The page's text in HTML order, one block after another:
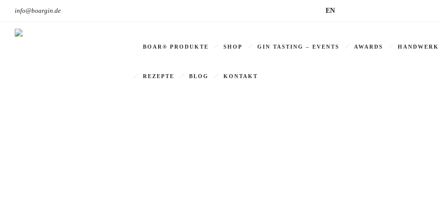
info@boargin.de EN
BOAR® PRODUKTE SHOP GIN TASTING – EVENTS AWARDS HANDWERK
REZEPTE BLOG KONTAKT